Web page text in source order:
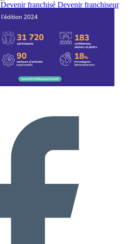
Devenir franchisé Devenir franchiseur